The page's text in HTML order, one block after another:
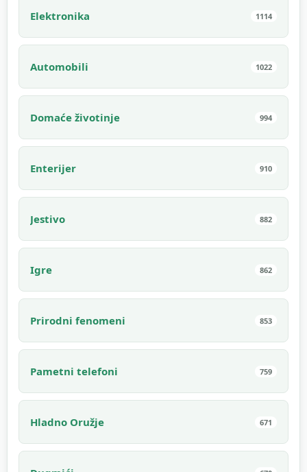
Elektronika 1114
Automobili 1022
Domaće životinje 994
Enterijer 910
Jestivo 882
Igre 862
Prirodni fenomeni 853
Pametni telefoni 759
Hladno Oružje 671